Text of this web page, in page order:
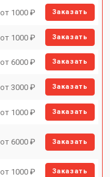
от 1000 ₽ Заказать
от 1000 ₽ Заказать
от 6000 ₽ Заказать
от 3000 ₽ Заказать
от 1000 ₽ Заказать
от 6000 ₽ Заказать
от 1000 ₽ Заказать